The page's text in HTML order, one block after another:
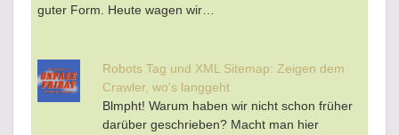
guter Form. Heute wagen wir…
Robots Tag und XML Sitemap: Zeigen dem
Crawler, wo's langgeht
Blmpht! Warum haben wir nicht schon früher
darüber geschrieben? Macht man hier